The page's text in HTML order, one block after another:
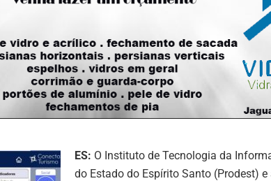
ES: O Instituto de Tecnologia da
do Estado do Espírito Santo (Prodest) e